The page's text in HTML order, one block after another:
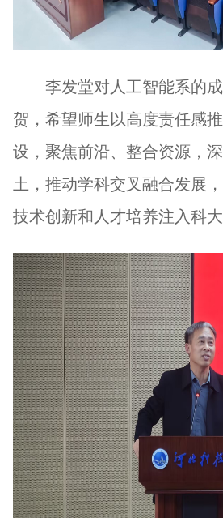
李发堂对人工智能系的
贺，希望师生以高度责任感
设，聚焦前沿、整合资源，
土，推动学科交叉融合发展
技术创新和人才培养注入科大